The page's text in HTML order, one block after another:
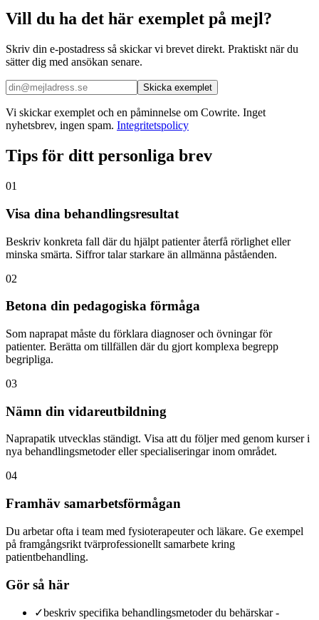
Vill du ha det här exemplet på mejl?
Skriv din e-postadress så skickar vi brevet direkt. Praktiskt när du
sätter dig med ansökan senare.
Skicka exemplet
Vi skickar exemplet och en påminnelse om Cowrite. Inget
nyhetsbrev, ingen spam. Integritetspolicy
Tips för ditt personliga brev
01
Visa dina behandlingsresultat
Beskriv konkreta fall där du hjälpt patienter återfå rörlighet eller
minska smärta. Siffror talar starkare än allmänna påståenden.
02
Betona din pedagogiska förmåga
Som naprapat måste du förklara diagnoser och övningar för
patienter. Berätta om tillfällen där du gjort komplexa begrepp
begripliga.
03
Nämn din vidareutbildning
Naprapatik utvecklas ständigt. Visa att du följer med genom kurser i
nya behandlingsmetoder eller specialiseringar inom området.
04
Framhäv samarbetsförmågan
Du arbetar ofta i team med fysioterapeuter och läkare. Ge exempel
på framgångsrikt tvärprofessionellt samarbete kring
patientbehandling.
Gör så här
✓beskriv specifika behandlingsmetoder du behärskar -